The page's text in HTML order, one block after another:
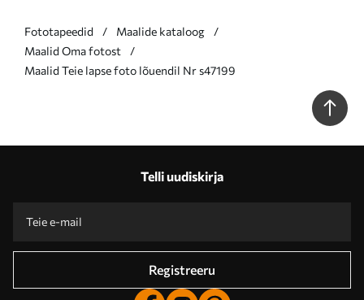
Fototapeedid
Maalide kataloog
Maalid Oma fotost
Maalid Teie lapse foto lõuendil Nr s47199
Telli uudiskirja
Registreeru